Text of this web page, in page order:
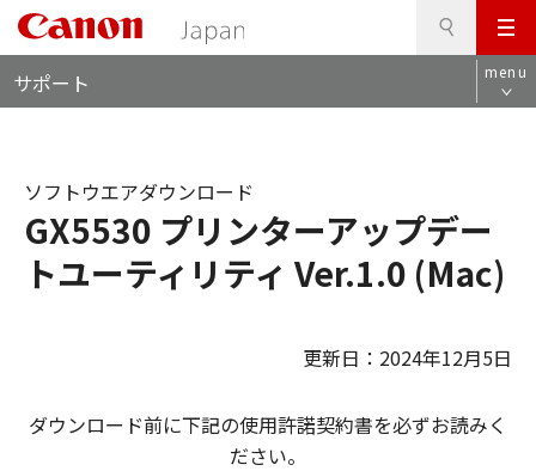
メ
ニ
ュ
サポート menu
GX5530 プリンターアップデー
トユーティリティ Ver.1.0 (Mac)
ソフトウエアダウンロード
更新日：2024年12月5日
ダウンロード前に下記の使用許諾契約書を必ずお読みく
ださい。